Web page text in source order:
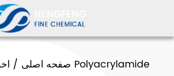
صفحه اصلی /